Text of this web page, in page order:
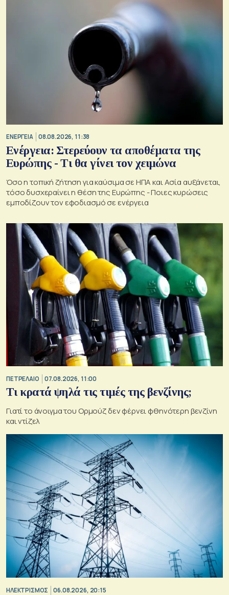
ΕΝΕΡΓΕΙΑ 08.08.2026, 11:38
Ενέργεια: Στερεύουν τα αποθέματα της
Ευρώπης - Τι θα γίνει τον χειμώνα
Όσο η τοπική ζήτηση για καύσιμα σε ΗΠΑ και Ασία αυξάνεται,
τόσο δυσχεραίνει η θέση της Ευρώπης - Ποιες κυρώσεις
εμποδίζουν τον εφοδιασμό σε ενέργεια
ΠΕΤΡΕΛΑΙΟ 07.08.2026, 11:00
Τι κρατά ψηλά τις τιμές της βενζίνης;
Γιατί το άνοιγμα του Ορμούζ δεν φέρνει φθηνότερη βενζίνη
και ντίζελ
ΗΛΕΚΤΡΙΣΜΟΣ 06.08.2026, 20:15